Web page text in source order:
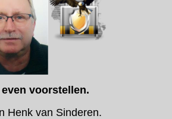
voorstellen.
Henk van Sinderen.